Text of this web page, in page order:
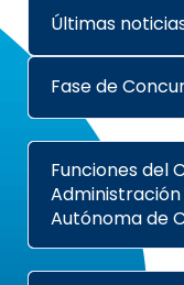
Últimas
Fase de
Funciones del
Autónoma de